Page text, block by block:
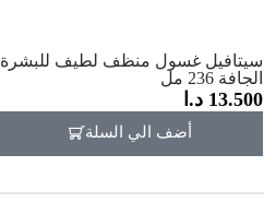
سيتافيل غسول منظف لطيف للبشرة
الجافة 236 مل
13.500 د.ا
أضف الي السلة